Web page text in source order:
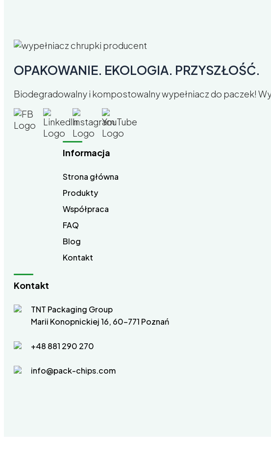
OPAKOWANIE. EKOLOGIA. PRZYSZŁOŚĆ.
Biodegradowalny i kompostowalny wypełniacz do paczek!
Informacja
Strona główna
Produkty
Współpraca
FAQ
Blog
Kontakt
Kontakt
TNT Packaging Group
Marii Konopnickiej 16, 60-771 Poznań
+48 881 290 270
info@pack-chips.com